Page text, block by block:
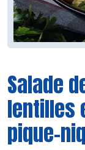
Salade
lentilles
pique-